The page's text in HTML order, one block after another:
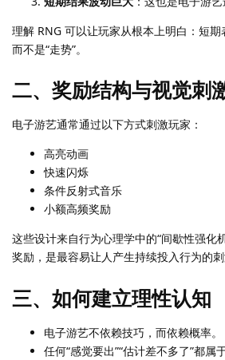
理解 RNG 可以让玩家从根本上明白：短期
而不是“走势”。
二、奖励结构与视觉刺
电子游艺通常通过以下方式刺激玩家：
高亮动画
快速闪烁
条件反射式音乐
小额高频奖励
这些设计来自行为心理学中的“间歇性强化
奖励，是最容易让人产生持续投入行为的刺
三、如何建立理性认知
电子游艺不依赖技巧，而依赖概率。
任何“感觉要出”“估计差不多了”都属